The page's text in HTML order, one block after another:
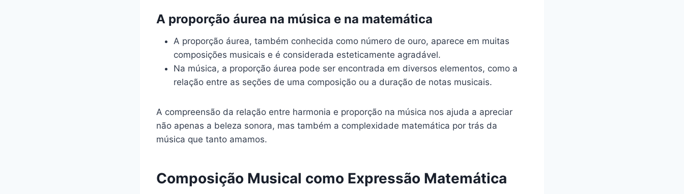
A proporção áurea na música e na matemática
A proporção áurea, também conhecida como número de ouro, aparece em muitas
composições musicais e é considerada esteticamente agradável.
Na música, a proporção áurea pode ser encontrada em diversos elementos, como a
relação entre as seções de uma composição ou a duração de notas musicais.
A compreensão da relação entre harmonia e proporção na música nos ajuda a apreciar
não apenas a beleza sonora, mas também a complexidade matemática por trás da
música que tanto amamos.
Composição Musical como Expressão Matemática